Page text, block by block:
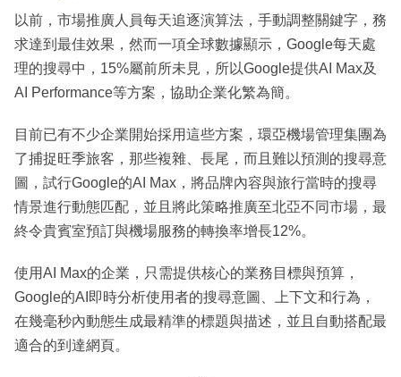
以前，市場推廣人員每天追逐演算法，手動調整關鍵字，務
求達到最佳效果，然而一項全球數據顯示，Google每天處
理的搜尋中，15%屬前所未見，所以Google提供AI Max及
AI Performance等方案，協助企業化繁為簡。
目前已有不少企業開始採用這些方案，環亞機場管理集團為
了捕捉旺季旅客，那些複雜、長尾，而且難以預測的搜尋意
圖，試行Google的AI Max，將品牌內容與旅行當時的搜尋
情景進行動態匹配，並且將此策略推廣至北亞不同市場，最
終令貴賓室預訂與機場服務的轉換率增長12%。
使用AI Max的企業，只需提供核心的業務目標與預算，
Google的AI即時分析使用者的搜尋意圖、上下文和行為，
在幾毫秒內動態生成最精準的標題與描述，並且自動搭配最
適合的到達網頁。